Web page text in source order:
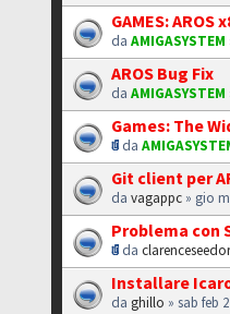
GAMES: AROS
daAMIGASYSTEM
AROS Bug Fix
daAMIGASYSTEM
Games: The
da
Git client per
davagappc » gio
Problema con
da
Installare
daghillo » sab feb